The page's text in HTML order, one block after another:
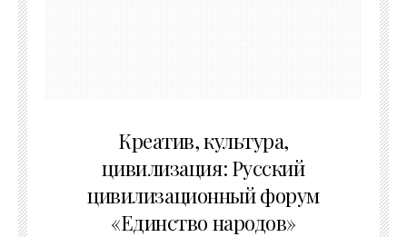
Креатив, культура,
цивилизация: Русский
цивилизационный форум
«Единство народов»